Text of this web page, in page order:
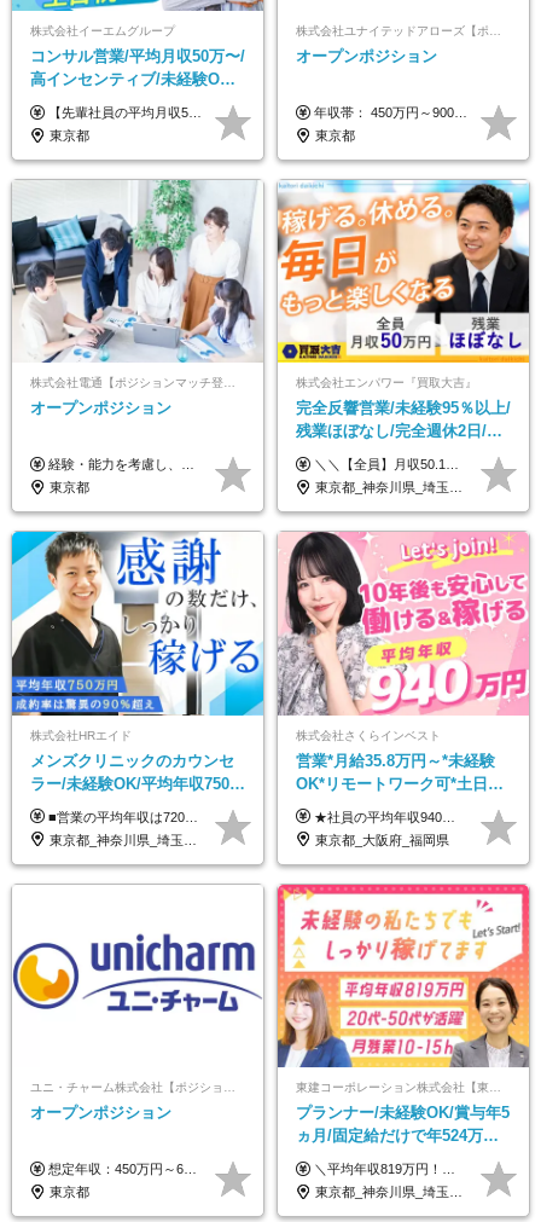
株式会社イーエムグループ
コンサル営業/平均月収50万〜/
高インセンティブ/未経験OK/
残業なし/4,50代も活躍/ブラン
ク可/面接1回
【先輩社員の平均月収50万円】 月給30万円以上+インセンティブ+その他手当 ※経験・スキルを考慮の上で給与を決定します ※上記には5万円（月20時間分）のみなし残業代と一律手当（営業手当4万円、能力評価手当4万円）を含みます ※上記を超える残業代は別途全額支給します ※試用期間：3ヶ月あり（試用期間中の待遇に差異なし）
東京都
オープンポジション
年収帯： 450万円～900万円 ※経験・スキルを考慮の上、決定します。
東京都
株式会社電通【ポジションマッチ登録】
オープンポジション
経験・能力を考慮し、当社規定により決定します。 ▼参考情報 ------------ 年収イメージ：500万～1500万
東京都
株式会社エンパワー『買取大吉』
完全反響営業/未経験95％以上/
残業ほぼなし/完全週休2日/月
収50万円スタート！/賞与年2
回
＼＼【全員】月収50.1万円保証！／／ 月給30.1万円＋インセン＋特別手当20万円(半年間)＋賞与 ※経験者は優遇いたします（研修も免除の場合有） ※固定残業代:7万4000円以上/月45時間分を含む ※固定残業代は残業がない場合も支給し、超過分は別途支給します ■入社後5日間研修を実施 研修中のテスト（ロープレ、商材知識）合格で研修生卒業となり翌月からインセンティブの対象に。 ロープレは細かな評価基準があり、顧客満足度をキープするため非常に重要なテストです。 ※4カ月目以降も不合格の場合、月給28.3万円／1カ月以内合格率100％ ＜平均年収＞ ◆一般メンバー ：625万円 ◆店長（管理職）：1178万円 ◆マネージャー ：4160万円
東京都_神奈川県_埼玉県_千葉県_大阪府_愛知県_北海道_青森県_岩手県_宮城県_秋田県_山形県_福島県_茨城県_栃木県_群馬県_新潟県_山梨県_長野県_富山県_石川県_福井県_静岡県_岐阜県_三重県_兵庫県_京都府_滋賀県_奈良県_和歌山県_広島県_岡山県_鳥取県_島根県_山口県_徳島県_香川県_愛媛県_高知県_福岡県_熊本県_佐賀県_長崎県_大分県_宮崎県_鹿児島県_沖縄県
株式会社HRエイド
メンズクリニックのカウンセ
ラー/未経験OK/平均年収750万
円/4人に1人が年収1000万円超
え/成約率90％
■営業の平均年収は720万円！ ■4人に1人が年収1000万円超え 月給27万円～100万円+インセンティブ(平均月20～40万円程) ＜インセンティブ制度について＞ 当社では創業以来、頑張ったらその分稼げる環境づくりに注力。カウンセラー部署では、個人の成約金額・チームの成果・事業部の売上利益を掛け合わせる新しいインセンティブ制度を導入しました。あなたの頑張り次第で毎月高インセンティブが実現できる体制です！ ※上記金額には固定残業代（35,500円以上～・30時間分）が含まれます。時間超過分は追加支給します。 ※試用期間3か月あり。研修期間3か月中は、月給25万円～30万円になります。(固定残業代：35,500円～・23h分を含む) ※インセンティブの一部は、研修期間中から支給されます。その他待遇の差異はありません。
東京都_神奈川県_埼玉県_千葉県_大阪府_愛知県_北海道_宮城県_栃木県_群馬県_静岡県_兵庫県_京都府_岡山県_熊本県
株式会社さくらインベスト
営業*月給35.8万円～*未経験
OK*リモートワーク可*土日祝
休み*年休123日以上*転職者全
員が収入UP
★社員の平均年収940万円（※2025年11月時点） ★転職者は全員収入アップを実現 ★入社半年で昇給した実績あり！ 【営業未経験】 月給35万8,000円～（固定残業代含む）＋インセンティブ ＋賞与年2回 【管理職候補】 月給40万円～100万円＋インセンティブ＋賞与年2回 ※固定残業代は、時間外労働の有無にかかわらず月25時間分（月5万8,000円～）を支給します。 ※上記を超える時間外労働分は、別途追加で支給します。 ＼月給額が高い理由について／ 当社が扱うのは、1件あたり100万円以上となる高単価な金融商品です。 そのため月給ベースも高く設定して社員に還元しています。 ＜試用期間中の給与＞※営業未経験の方 試用期間2カ月あり。 月給25万円＋営業手当5万円（資格取得後より日割り支給） ※残業代は別途全額支給します。 ※その他の待遇に差異はありません。 ★時短勤務も可能です ・7時間勤務：月給26万2,500円～＋インセンティブ＋賞与（年2回） ・6時間勤務：月給24万円～＋インセンティブ＋賞与（年2回） （時短勤務例）9:00-16:00、10:00-17:00など
東京都_大阪府_福岡県
オープンポジション
想定年収：450万円～650万円 ※経験・能力を考慮の上、規定により優遇いたします ※試用期間6ヵ月（その間の給与・待遇に変動はありません）
東京都
プランナー/未経験OK/賞与年5
ヵ月/固定給だけで年524万円
可能/二人に一人が年収700万
円/休めて稼げる
＼平均年収819万円！社員の最大年収3,131万円／ ＼2人に1人が年収700万円以上／ ＼5人に1人が年収1,000万円以上！／ 固定給だけで、年収524万円も可能！ インセンティブだけでなく固定給でもしっかり稼げる仕組みです！ 【入社初年度】 年収400万～550万円＋インセンティブ →月給26万3,000円～29万5,600円＋賞与年2回（基本給×約5ヵ月分※前年度実績）＋インセンティブ＋各種手当 【インセンティブ】 1物件着工で目安80万～200万円 ※建物の契約金額実績によります 【各種手当】 ・都市手当…月1万円～3万円（首都圏・東海圏・関西圏で弊社指定の事業所に勤務する方が対象） ・家族手当…配偶者：月1万円、子供1名につき：月5千円 ・資格手当…FP資格1級：月1万円、2級：月5千円、3級：月3千円 ・役職手当…昇進欄に詳細記載（主任補：月5千円→主任：月1万円…） 【その他】 ※上記月給には、固定残業代【47時間分（7万3,800円以上）】が含まれます ※月平均残業時間は14時間と少なめです（2023年度） ※固定残業代の時間数を超える時間外労働は追加で支給 但し、時間数を超える時間外労働が発生する場合もあります（特別条項付き協定締結済）
東京都_神奈川県_埼玉県_千葉県_大阪府_愛知県_宮城県_茨城県_栃木県_群馬県_静岡県_兵庫県_京都府_福岡県